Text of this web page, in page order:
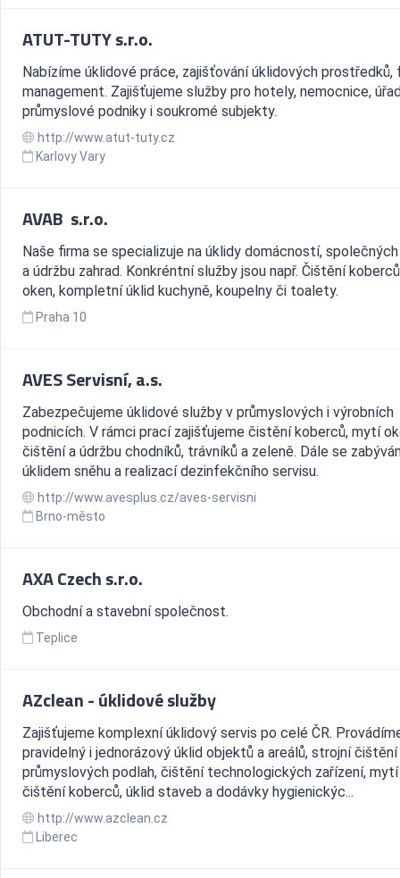
ATUT-TUTY s.r.o.
Nabízíme úklidové práce, zajišťování úklidových
management. Zajišťujeme služby pro hotely, nemocnice,
průmyslové podniky i soukromé subjekty.
http://www.atut-tuty.cz
Karlovy Vary
AVAB s.r.o.
Naše firma se specializuje na úklidy domácností,
a údržbu zahrad. Konkréntní služby jsou např. Čištění
oken, kompletní úklid kuchyně, koupelny či toalety.
Praha 10
AVES Servisní, a.s.
Zabezpečujeme úklidové služby v průmyslových i výrobních
podnicích. V rámci prací zajišťujeme čistění koberců, mytí
čištění a údržbu chodníků, trávníků a zeleně. Dále se
úklidem sněhu a realizací dezinfekčního servisu.
http://www.avesplus.cz/aves-servisni
Brno-město
AXA Czech s.r.o.
Obchodní a stavební společnost.
Teplice
AZclean - úklidové služby
Zajišťujeme komplexní úklidový servis po celé ČR.
pravidelný i jednorázový úklid objektů a areálů, strojní čištění
průmyslových podlah, čištění technologických zařízení, mytí
čištění koberců, úklid staveb a dodávky hygienickýc...
http://www.azclean.cz
Liberec